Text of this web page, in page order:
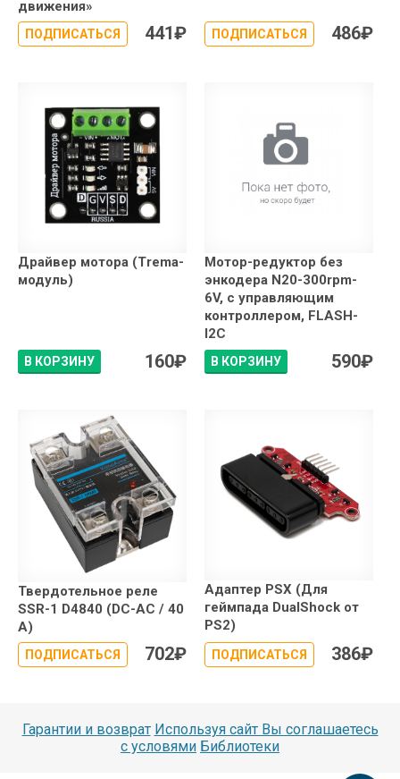
движения»
ПОДПИСАТЬСЯ 441₽ ПОДПИСАТЬСЯ 486₽
Драйвер мотора (Trema-
модуль)
В КОРЗИНУ 160₽
Мотор-редуктор без
энкодера N20-300rpm-
6V, с управляющим
контроллером, FLASH-
I2C
В КОРЗИНУ 590₽
Твердотельное реле
SSR-1 D4840 (DC-AC / 40
А)
ПОДПИСАТЬСЯ 702₽
Адаптер PSX (Для
геймпада DualShock от
PS2)
ПОДПИСАТЬСЯ 386₽
Гарантии и возврат Используя сайт Вы соглашаетесь
с условями Библиотеки